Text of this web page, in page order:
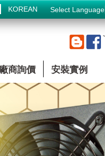
KOREAN Select Language
商詢價 安裝實例